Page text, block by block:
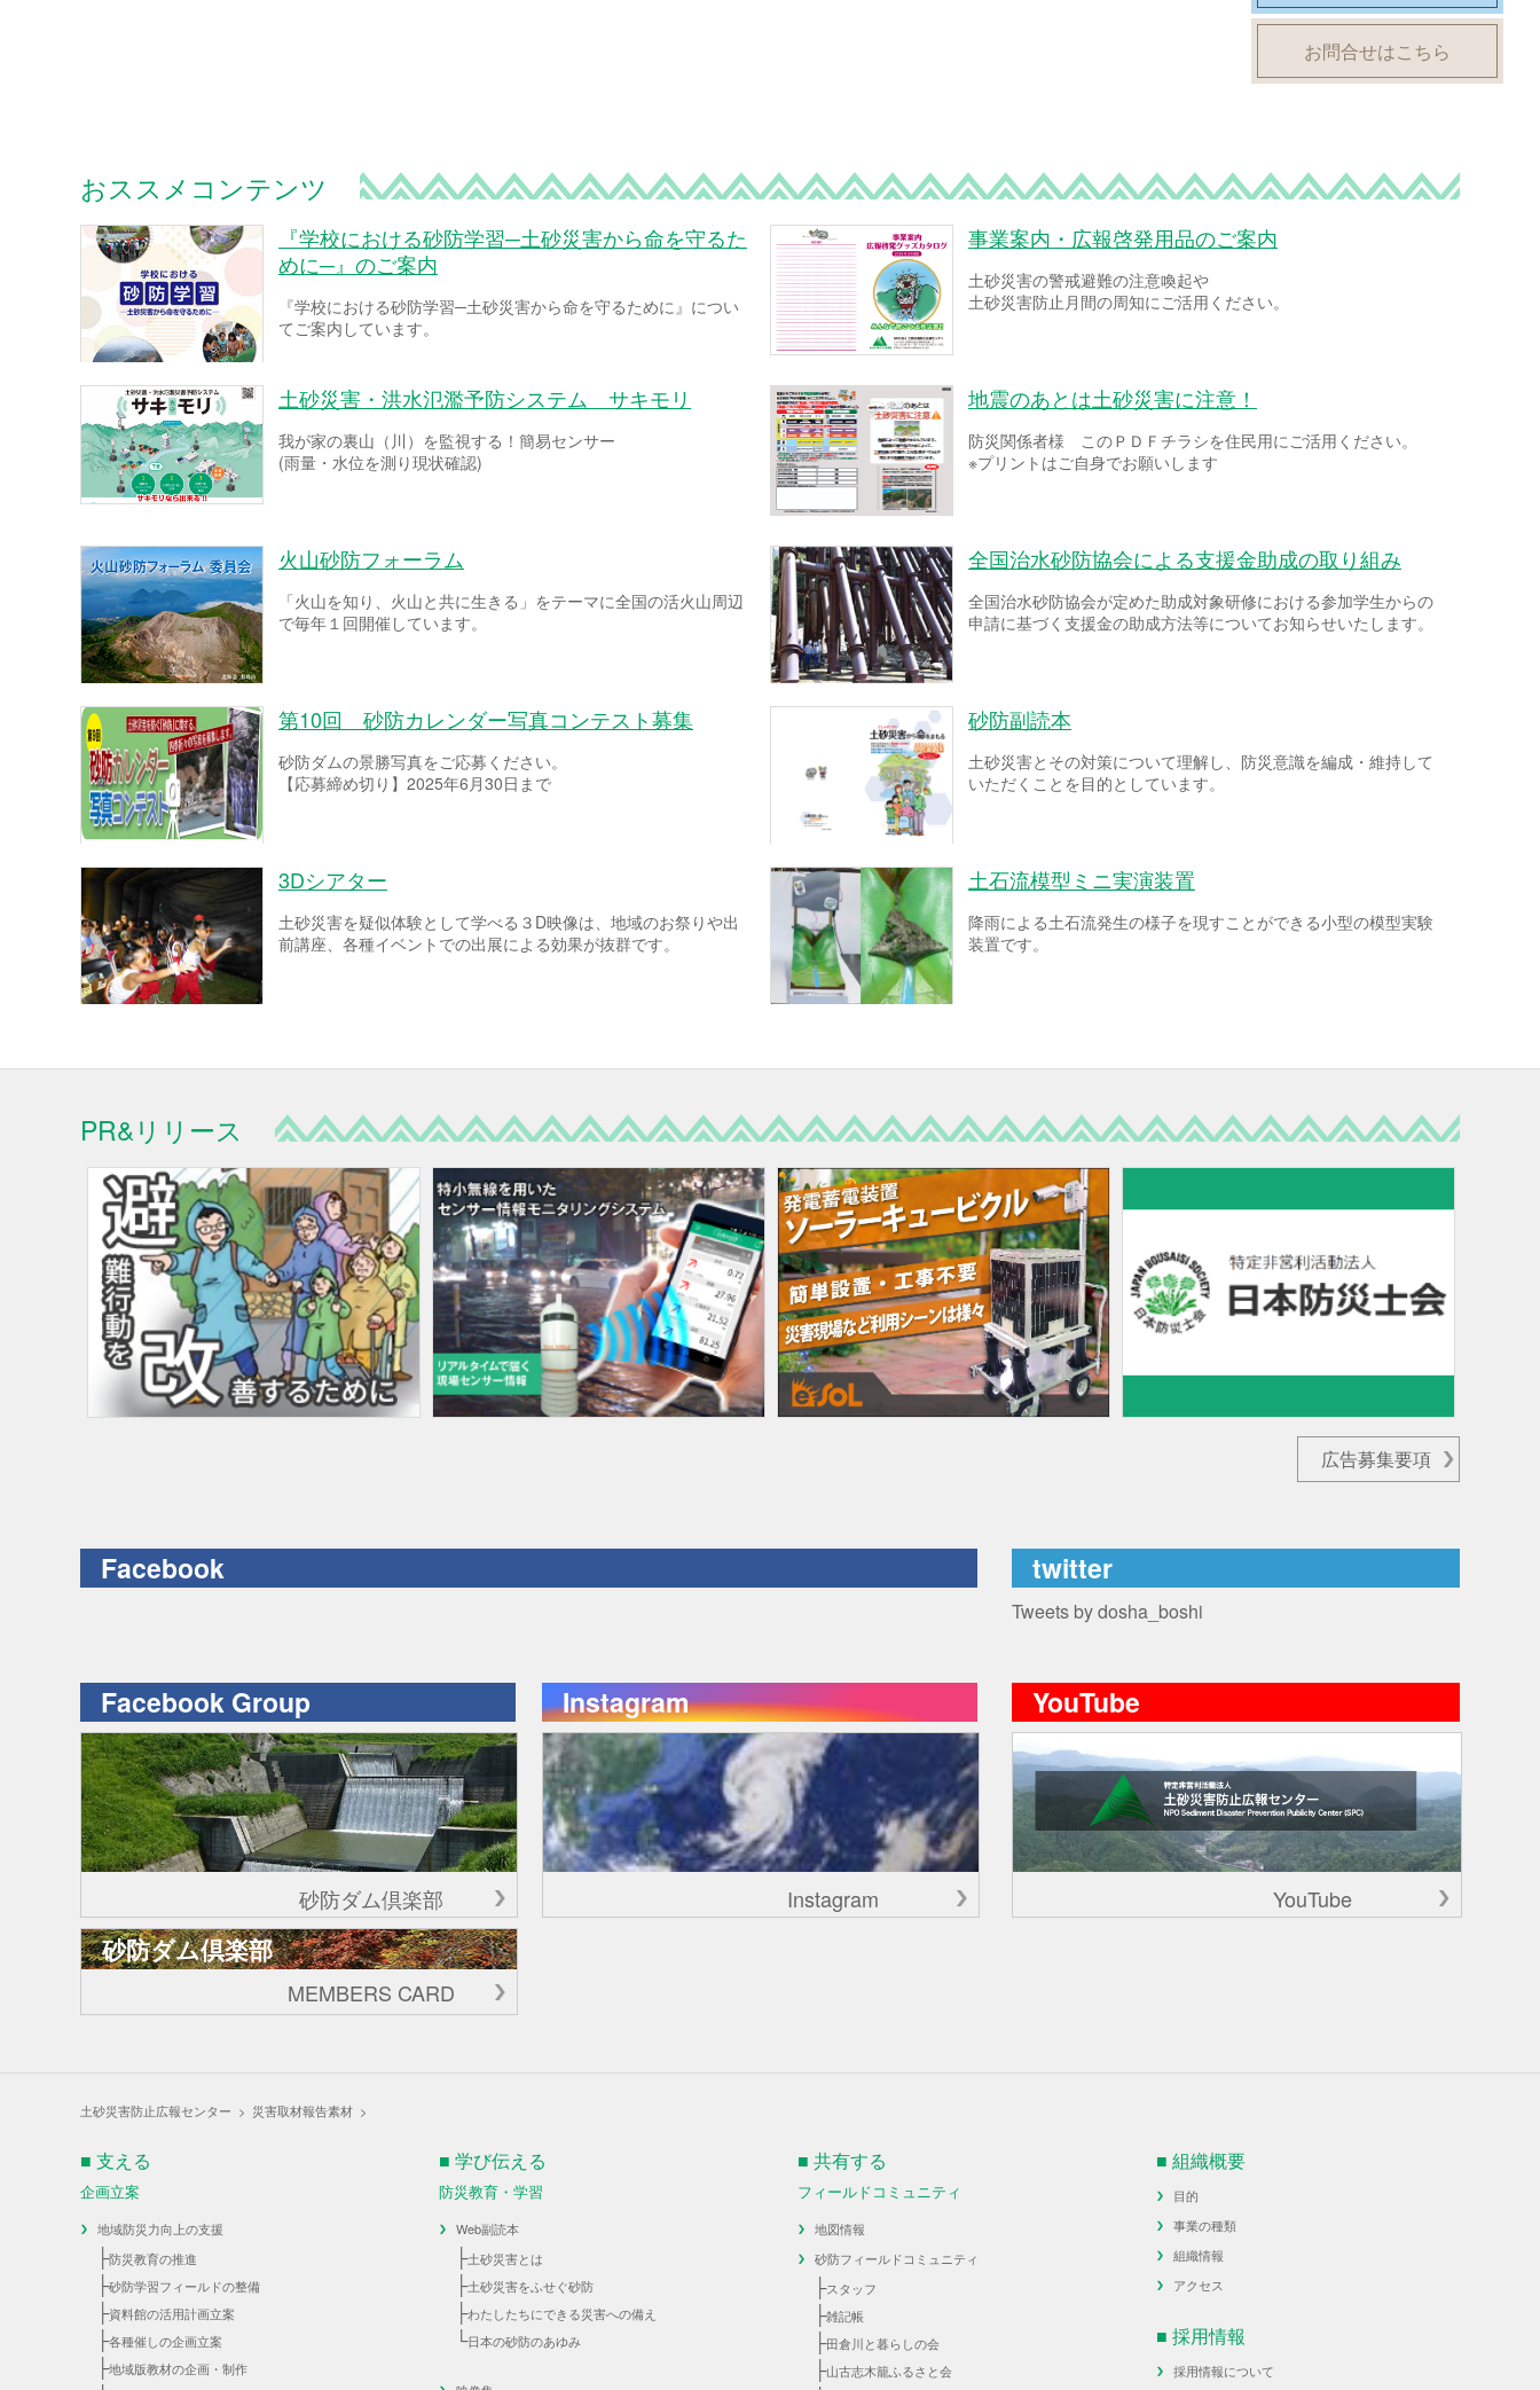
お問合せはこちら
おススメコンテンツ
『学校における砂防学習─土砂災害から命を守るた
めに─』のご案内
『学校における砂防学習─土砂災害から命を守るために』につい
てご案内しています。
事業案内・広報啓発用品のご案内
土砂災害の警戒避難の注意喚起や
土砂災害防止月間の周知にご活用ください。
土砂災害・洪水氾濫予防システム サキモリ
我が家の裏山（川）を監視する！簡易センサー
(雨量・水位を測り現状確認)
地震のあとは土砂災害に注意！
防災関係者様 このＰＤＦチラシを住民用にご活用ください。
※プリントはご自身でお願いします
火山砂防フォーラム
「火山を知り、火山と共に生きる」をテーマに全国の活火山周辺
で毎年１回開催しています。
全国治水砂防協会による支援金助成の取り組み
全国治水砂防協会が定めた助成対象研修における参加学生からの
申請に基づく支援金の助成方法等についてお知らせいたします。
第10回 砂防カレンダー写真コンテスト募集
砂防ダムの景勝写真をご応募ください。
【応募締め切り】2025年6月30日まで
砂防副読本
土砂災害とその対策について理解し、防災意識を編成・維持して
いただくことを目的としています。
3Dシアター
土砂災害を疑似体験として学べる３D映像は、地域のお祭りや出
前講座、各種イベントでの出展による効果が抜群です。
土石流模型ミニ実演装置
降雨による土石流発生の様子を現すことができる小型の模型実験
装置です。
PR&リリース
広告募集要項
Facebook twitter
Tweets by dosha_boshi
Facebook Group
砂防ダム倶楽部
砂防ダム倶楽部
MEMBERS CARD
Instagram
Instagram
YouTube
YouTube
土砂災害防止広報センター > 災害取材報告素材 >
■ 支える
企画立案
地域防災力向上の支援
├防災教育の推進
├砂防学習フィールドの整備
├資料館の活用計画立案
├各種催しの企画立案
├地域版教材の企画・制作
■ 学び伝える
防災教育・学習
Web副読本
├土砂災害とは
├土砂災害をふせぐ砂防
├わたしたちにできる災害への備え
└日本の砂防のあゆみ
■ 共有する
フィールドコミュニティ
地図情報
砂防フィールドコミュニティ
├スタッフ
├雑記帳
├田倉川と暮らしの会
├山古志木籠ふるさと会
■ 組織概要
目的
事業の種類
組織情報
アクセス
■ 採用情報
採用情報について